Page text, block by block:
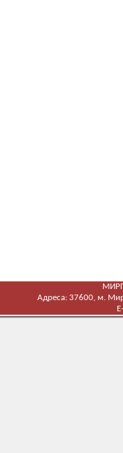
Адреса: 37600, м.